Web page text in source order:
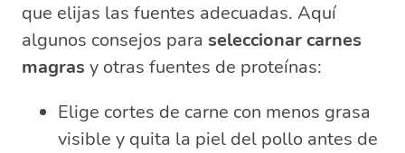
que elijas las fuentes adecuadas. Aquí
algunos consejos para seleccionar carnes
magras y otras fuentes de proteínas:
Elige cortes de carne con menos grasa
visible y quita la piel del pollo antes de